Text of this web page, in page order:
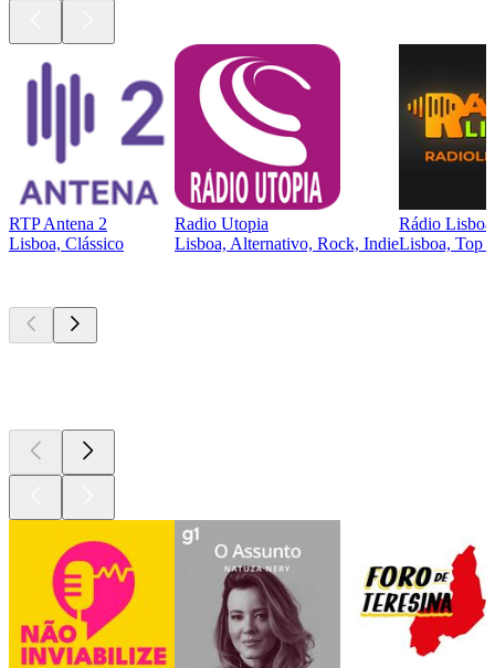
RTP Antena 2
Lisboa, Clássico
Radio Utopia
Lisboa, Alternativo, Rock, Indie
Rádio Lisboa
Lisboa, Top